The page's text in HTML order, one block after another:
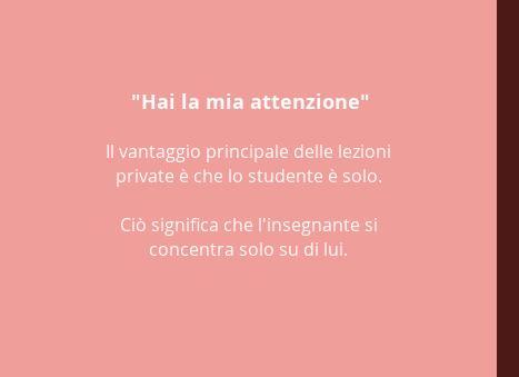
"Hai la mia attenzione"
Il vantaggio principale delle lezioni
private è che lo studente è solo.
Ciò significa che l'insegnante si
concentra solo su di lui.